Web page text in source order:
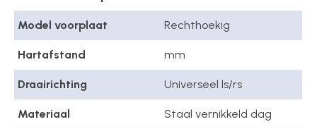
Model voorplaat Rechthoekig
Hartafstand mm
Draairichting Universeel ls/rs
Materiaal Staal vernikkeld dag